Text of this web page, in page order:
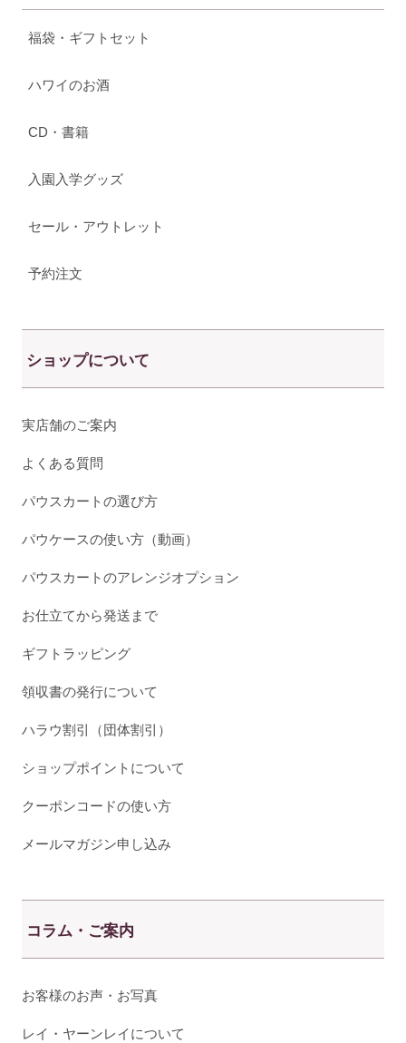
福袋・ギフトセット
ハワイのお酒
CD・書籍
入園入学グッズ
セール・アウトレット
予約注文
ショップについて
実店舗のご案内
よくある質問
パウスカートの選び方
パウケースの使い方（動画）
パウスカートのアレンジオプション
お仕立てから発送まで
ギフトラッピング
領収書の発行について
ハラウ割引（団体割引）
ショップポイントについて
クーポンコードの使い方
メールマガジン申し込み
コラム・ご案内
お客様のお声・お写真
レイ・ヤーンレイについて